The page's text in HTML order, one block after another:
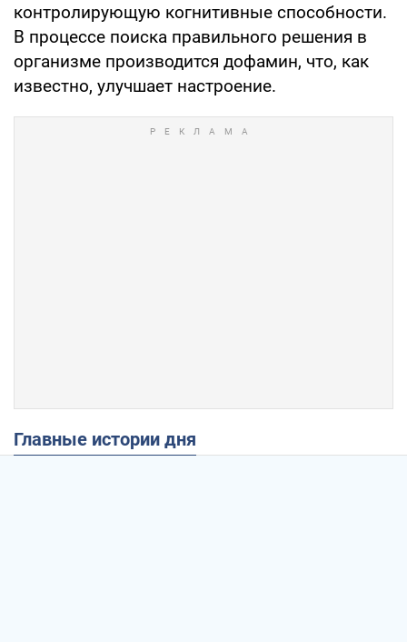
контролирующую когнитивные способности.
В процессе поиска правильного решения в
организме производится дофамин, что, как
известно, улучшает настроение.
Главные истории дня